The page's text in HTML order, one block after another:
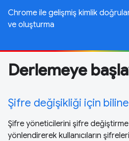
Chrome ile gelişmiş kimlik
ve oluşturma
Derlemeye
Şifre değişikliği için
Şifre yöneticilerini şifre değiştirme
yönlendirerek kullanıcıların